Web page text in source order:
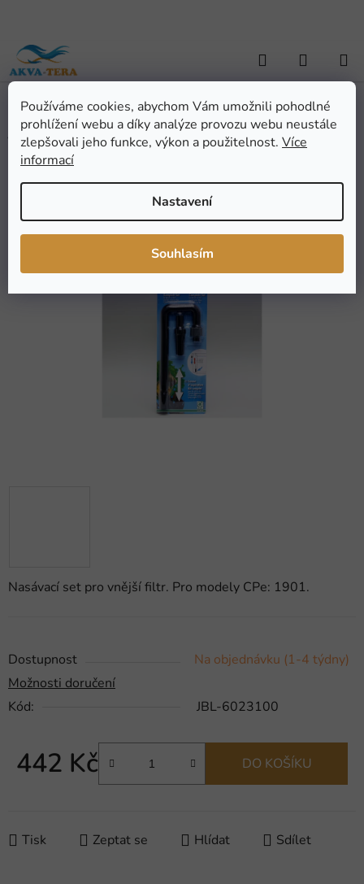
Používáme cookies, abychom Vám umožnili pohodlné
prohlížení webu a díky analýze provozu webu neustále
zlepšovali jeho funkce, výkon a použitelnost. Více
informací
Nastavení
Souhlasím
obsah
Hledat
KOŠÍK
Domů / AKVARISTIKA / Náhradní díly / JBL InSet 19/25 CP e1901
Nasávací set pro vnější filtr. Pro modely CPe: 1901.
Dostupnost
Na objednávku (1-4 týdny)
Možnosti doručení
Kód:
JBL-6023100
442 Kč DO KOŠÍKU
Tisk Zeptat se Hlídat Sdílet
JBL InSet 19/25 CP e1901
Průměrné
hodnocení
5
Neohodnoceno
Značka:JBL